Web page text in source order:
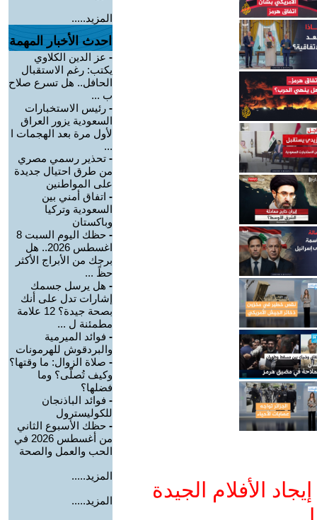
الأفلام الجيدة
المزيد.....
احدث الأخبار المهمة
- عز الدين الكلاوي
يكتب: رغم الاستقبال
الحافل.. هل تسرع صلاح
ب ...
- رئيس الاستخبارات
السعودية يزور العراق
لأول مرة بعد الهجمات ا
...
- تحذير رسمي مصري
من طرق احتيال جديدة
على المواطنين
- اتفاق أمني بين
السعودية وتركيا
وباكستان
-
حظك اليوم السبت 8
اغسطس 2026.. هل
برجك من الأبراج الأكثر
حظً ...
- هل يرسل جسمك
إشارات تدل على أنك
بصحة جيدة؟ 12 علامة
مطمئنة ل ...
- فوائد الميرمية
والبردقوش للهرمونات
- صلاة الزوال: ما وقتها؟
وكيف تُصلّى؟ وما
فضلها؟
- فوائد الباذنجان
للكوليسترول
- حظك الأسبوع الثاني
من أغسطس 2026 في
الحب والعمل والصحة
المزيد.....
المزيد.....